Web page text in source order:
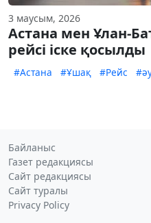
3 маусым, 2026
Астана мен Ұлан-
рейсі іске қосылды
#Астана #Ұшақ #Рейс
Байланыс
Газет редакциясы
Сайт редакциясы
Сайт туралы
Privacy Policy